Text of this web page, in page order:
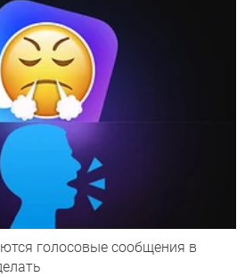
голосовые сообщения в